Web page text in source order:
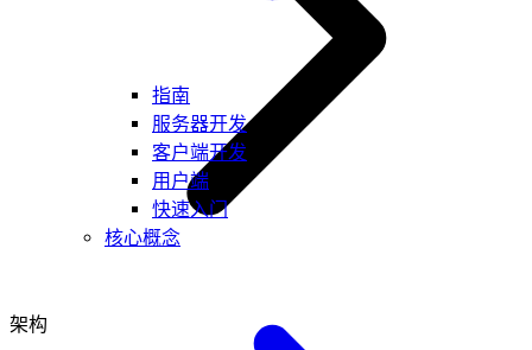
指南
服务器开发
客户端开发
用户端
快速入门
核心概念
架构